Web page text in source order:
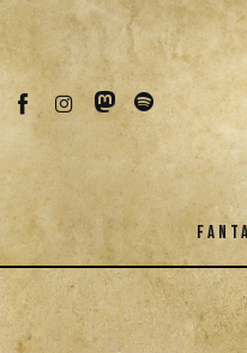
Fantascienza
Fantasy
Recensioni
Libri e fumetti
Cercatori